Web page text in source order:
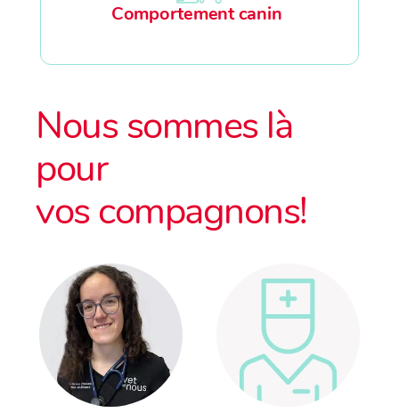
Comportement canin
Nous sommes là
pour
vos compagnons!